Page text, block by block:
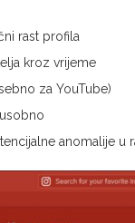
rast profila
kroz vrijeme
za YouTube)
anomalije u